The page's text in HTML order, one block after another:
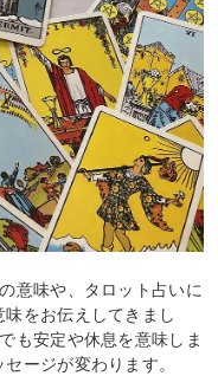
意味や、タロット占いに
をお伝えしてきまし
も安定や休息を意味しま
ージが変わります。